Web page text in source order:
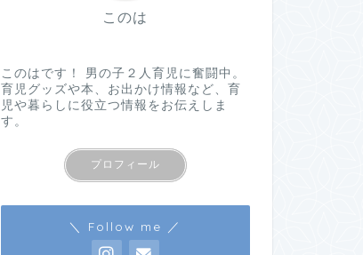
このは
このはです！ 男の子２人育児に奮闘中。
育児グッズや本、お出かけ情報など、育
児や暮らしに役立つ情報をお伝えしま
す。
プロフィール
＼ Follow me ／